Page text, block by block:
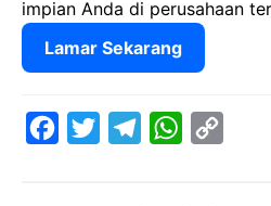
impian Anda di perusahaan
Lamar Sekarang
W